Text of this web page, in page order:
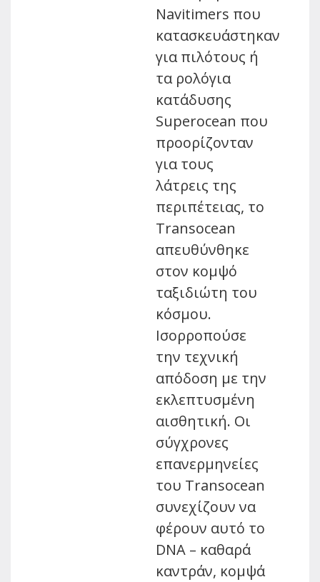
Navitimers που
κατασκευάστηκαν
για πιλότους ή
τα ρολόγια
κατάδυσης
Superocean που
προορίζονταν
για τους
λάτρεις της
περιπέτειας, το
Transocean
απευθύνθηκε
στον κομψό
ταξιδιώτη του
κόσμου.
Ισορροπούσε
την τεχνική
απόδοση με την
εκλεπτυσμένη
αισθητική. Οι
σύγχρονες
επανερμηνείες
του Transocean
συνεχίζουν να
φέρουν αυτό το
DNA – καθαρά
καντράν, κομψά